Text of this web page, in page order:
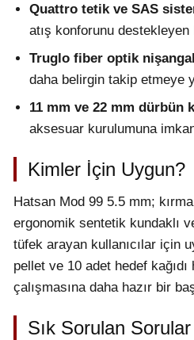
Quattro tetik ve SAS
atış konforunu
Truglo fiber optik
daha belirgin takip etmeye
11 mm ve 22 mm dürbün
aksesuar kurulumuna
Kimler İçin Uygun?
Hatsan Mod 99 5.5 mm;
ergonomik sentetik kundaklı
tüfek arayan kullanıcılar için
pellet ve 10 adet hedef
çalışmasına daha hazır bir
Sık Sorulan Sorular